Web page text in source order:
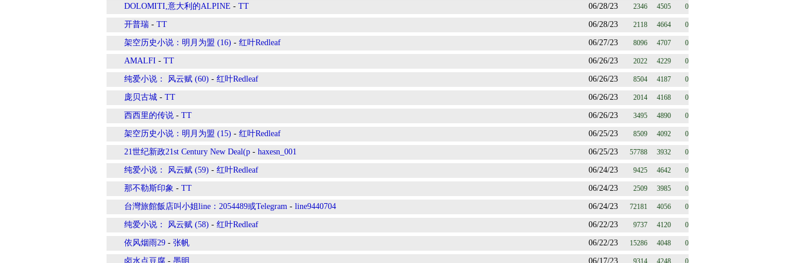
DOLOMITI,意大利的ALPINE - TT 06/28/23 2346 4505 0
开普瑞 - TT 06/28/23 2118 4664 0
架空历史小说：明月为盟 (16) - 红叶Redleaf 06/27/23 8096 4707 0
AMALFI - TT 06/26/23 2022 4229 0
纯爱小说： 风云赋 (60) - 红叶Redleaf 06/26/23 8504 4187 0
庞贝古城 - TT 06/26/23 2014 4168 0
西西里的传说 - TT 06/26/23 3495 4890 0
架空历史小说：明月为盟 (15) - 红叶Redleaf 06/25/23 8509 4092 0
21世纪新政21st Century New Deal(p - haxesn_001 06/25/23 57788 3932 0
纯爱小说： 风云赋 (59) - 红叶Redleaf 06/24/23 9425 4642 0
那不勒斯印象 - TT 06/24/23 2509 3985 0
台灣旅館飯店叫小姐line：2054489或Telegram - line9440704 06/24/23 72181 4056 0
纯爱小说： 风云赋 (58) - 红叶Redleaf 06/22/23 9737 4120 0
依风烟雨29 - 张帆 06/22/23 15286 4048 0
卤水点豆腐 - 墨明 06/17/23 9314 4248 0